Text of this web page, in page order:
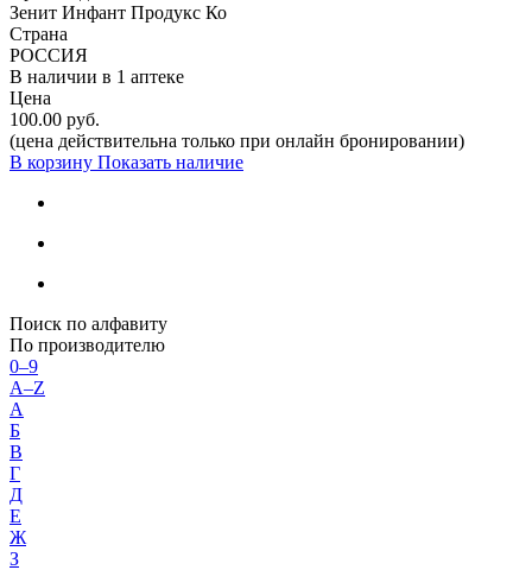
Зенит Инфант Продукс Ко
Страна
РОССИЯ
В наличии в 1 аптеке
Цена
100.00 руб.
(цена действительна только при онлайн бронировании)
В корзину Показать наличие
Поиск по алфавиту
По производителю
0–9
A–Z
А
Б
В
Г
Д
Е
Ж
З